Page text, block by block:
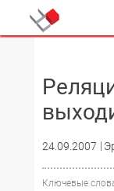
24.09.2007
Ключевые